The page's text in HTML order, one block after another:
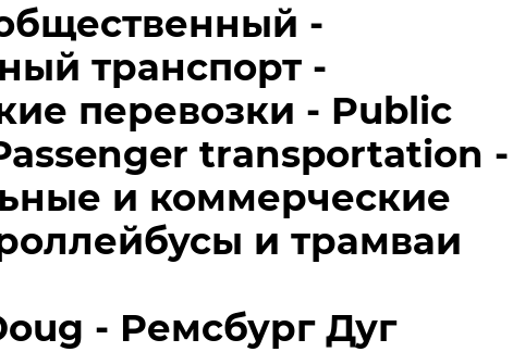
-
транспорт -
перевозки - Public
transportation -
и коммерческие
и трамваи
- Ремсбург Дуг